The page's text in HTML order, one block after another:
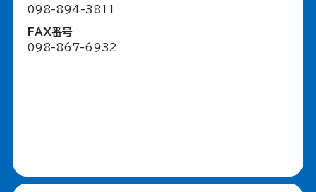
098-894-3811
FAX番号
098-867-6932